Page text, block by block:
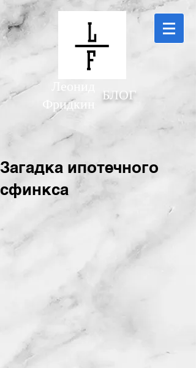
Леонид
Фридкин
БЛОГ
Загадка ипотечного
сфинкса